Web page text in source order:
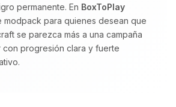
permanente. En BoxToPlay
modpack para quienes desean que
se parezca más a una campaña
con progresión clara y fuerte